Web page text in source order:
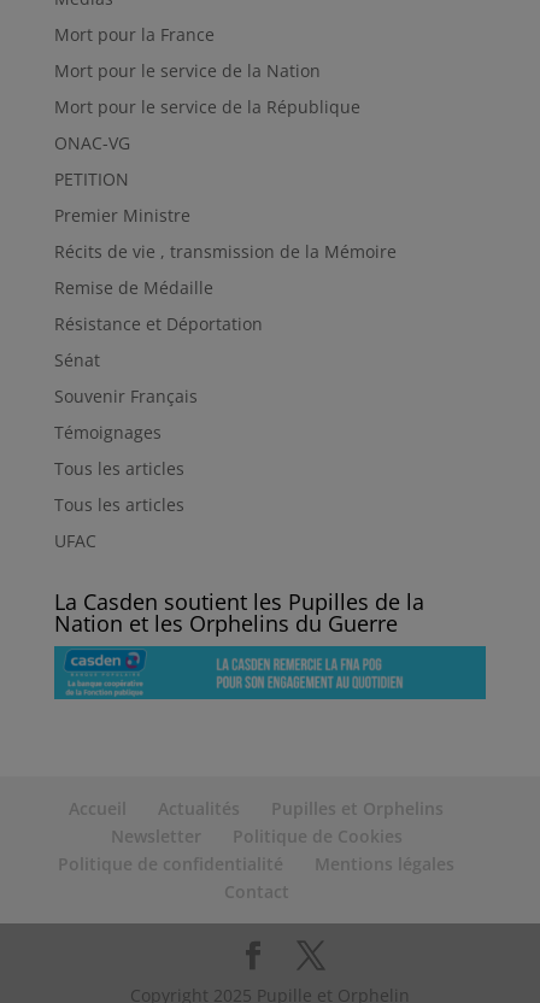
Mort pour la France
Mort pour le service de la Nation
Mort pour le service de la République
ONAC-VG
PETITION
Premier Ministre
Récits de vie , transmission de la Mémoire
Remise de Médaille
Résistance et Déportation
Sénat
Souvenir Français
Témoignages
Tous les articles
Tous les articles
UFAC
La Casden soutient les Pupilles de la
Nation et les Orphelins du Guerre
Accueil Actualités
Pupilles et Orphelins
Newsletter
Politique de Cookies
Politique de confidentialité
Mentions légales
Contact
Copyright 2025 Pupille et Orphelin